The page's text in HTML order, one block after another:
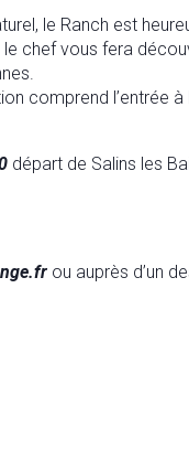
le Ranch est
chef vous fera
comprend l’entrée à
départ de Salins les
ou auprès d’un